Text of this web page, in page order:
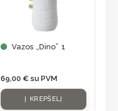
Vazos „Dino” 1
69,00 € su PVM
Į KREPŠELĮ